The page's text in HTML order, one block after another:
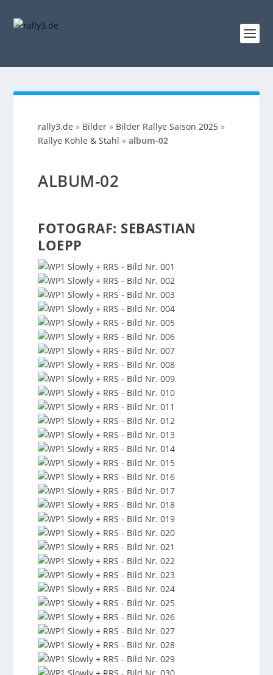
rally3.de » Bilder » Bilder Rallye Saison 2025 »
Rallye Kohle & Stahl »album-02
ALBUM-02
FOTOGRAF: SEBASTIAN
LOEPP